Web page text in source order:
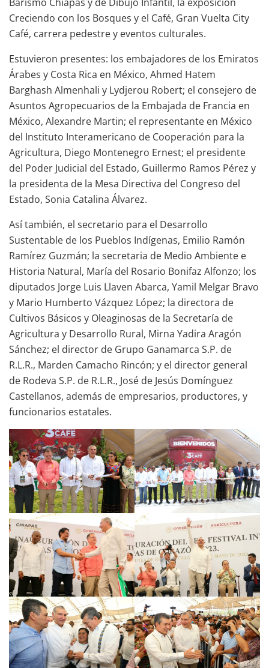
Barismo Chiapas y de Dibujo Infantil, la exposición
Creciendo con los Bosques y el Café, Gran Vuelta City
Café, carrera pedestre y eventos culturales.
Estuvieron presentes: los embajadores de los Emiratos
Árabes y Costa Rica en México, Ahmed Hatem
Barghash Almenhali y Lydjerou Robert; el consejero de
Asuntos Agropecuarios de la Embajada de Francia en
México, Alexandre Martin; el representante en México
del Instituto Interamericano de Cooperación para la
Agricultura, Diego Montenegro Ernest; el presidente
del Poder Judicial del Estado, Guillermo Ramos Pérez y
la presidenta de la Mesa Directiva del Congreso del
Estado, Sonia Catalina Álvarez.
Así también, el secretario para el Desarrollo
Sustentable de los Pueblos Indígenas, Emilio Ramón
Ramírez Guzmán; la secretaria de Medio Ambiente e
Historia Natural, María del Rosario Bonifaz Alfonzo; los
diputados Jorge Luis Llaven Abarca, Yamil Melgar Bravo
y Mario Humberto Vázquez López; la directora de
Cultivos Básicos y Oleaginosas de la Secretaría de
Agricultura y Desarrollo Rural, Mirna Yadira Aragón
Sánchez; el director de Grupo Ganamarca S.P. de
R.L.R., Marden Camacho Rincón; y el director general
de Rodeva S.P. de R.L.R., José de Jesús Domínguez
Castellanos, además de empresarios, productores, y
funcionarios estatales.